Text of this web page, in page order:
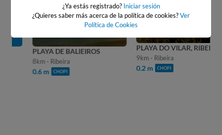
PLAYA DE BALIEIROS
8km · Ribeira
CHOPI
PLAYA DO VILAR, RIBEIRA
9km · Ribeira
CHOPI
¿Ya estás registrado? Iniciar sesión
¿Quieres saber más acerca de la política de cookies?Ver
Política de Cookies